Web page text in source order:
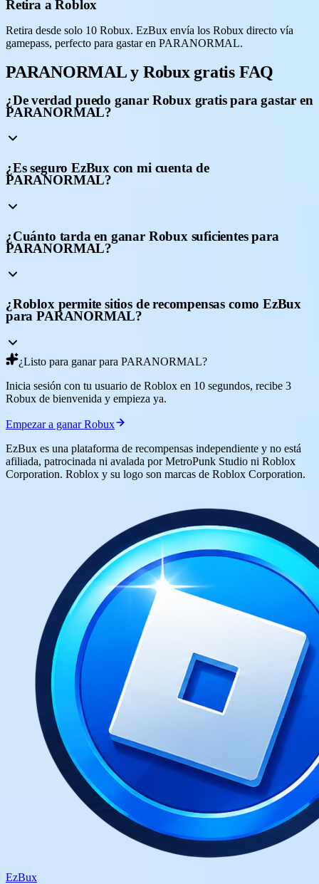
Retira a Roblox
Retira desde solo 10 Robux. EzBux envía los Robux directo vía
gamepass, perfecto para gastar en PARANORMAL.
PARANORMAL y Robux gratis FAQ
¿De verdad puedo ganar Robux gratis para gastar en
PARANORMAL?
¿Es seguro EzBux con mi cuenta de
PARANORMAL?
¿Cuánto tarda en ganar Robux suficientes para
PARANORMAL?
¿Roblox permite sitios de recompensas como EzBux
para PARANORMAL?
¿Listo para ganar para PARANORMAL?
Inicia sesión con tu usuario de Roblox en 10 segundos, recibe 3
Robux de bienvenida y empieza ya.
Empezar a ganar Robux
EzBux es una plataforma de recompensas independiente y no está
afiliada, patrocinada ni avalada por MetroPunk Studio ni Roblox
Corporation. Roblox y su logo son marcas de Roblox Corporation.
EzBux